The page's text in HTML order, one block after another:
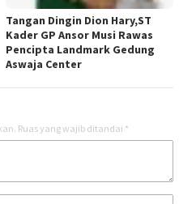
Tangan Dingin Dion Hary,ST
Kader GP Ansor Musi Rawas
Pencipta Landmark Gedung
Aswaja Center
Ruas yang wajib ditandai *